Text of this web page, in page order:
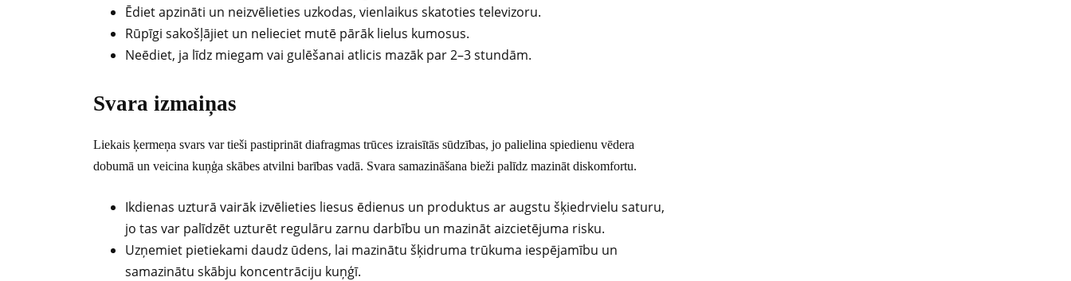
Ēdiet apzināti un neizvēlieties uzkodas, vienlaikus skatoties televizoru.
Rūpīgi sakošļājiet un nelieciet mutē pārāk lielus kumosus.
Neēdiet, ja līdz miegam vai gulēšanai atlicis mazāk par 2–3 stundām.
Svara izmaiņas
Liekais ķermeņa svars var tieši pastiprināt diafragmas trūces izraisītās sūdzības, jo palielina spiedienu vēdera
dobumā un veicina kuņģa skābes atvilni barības vadā. Svara samazināšana bieži palīdz mazināt diskomfortu.
Ikdienas uzturā vairāk izvēlieties liesus ēdienus un produktus ar augstu šķiedrvielu saturu,
jo tas var palīdzēt uzturēt regulāru zarnu darbību un mazināt aizcietējuma risku.
Uzņemiet pietiekami daudz ūdens, lai mazinātu šķidruma trūkuma iespējamību un
samazinātu skābju koncentrāciju kuņģī.